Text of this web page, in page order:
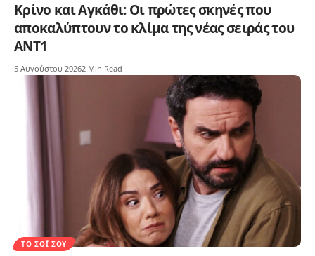
Κρίνο και Αγκάθι: Οι πρώτες σκηνές που
αποκαλύπτουν το κλίμα της νέας σειράς του
ΑΝΤ1
5 Αυγούστου 20262 Min Read
ΤΟ ΣΌΙ ΣΟΥ